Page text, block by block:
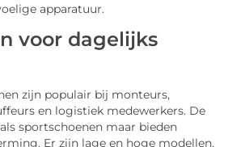
apparatuur.
voor dagelijks
zijn populair bij monteurs,
en logistiek medewerkers. De
sportschoenen maar bieden
Er zijn lage en hoge modellen,